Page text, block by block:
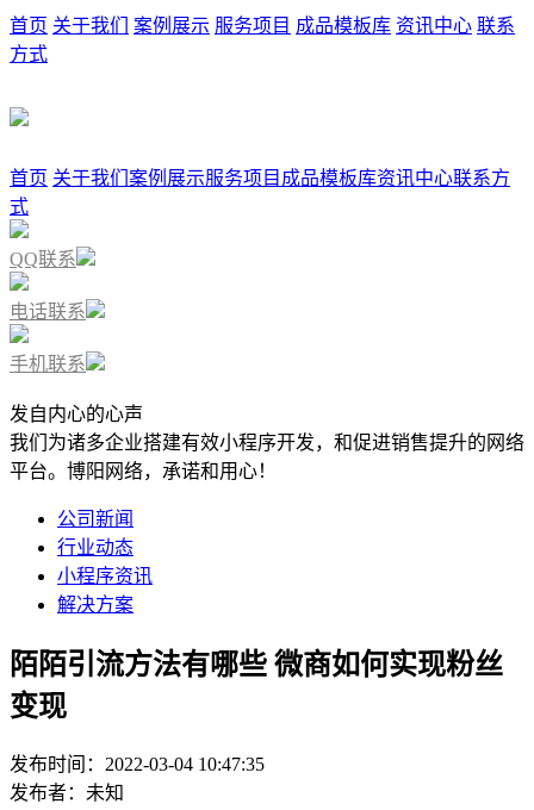
首页 关于我们 案例展示 服务项目 成品模板库 资讯中心 联系
方式
首页 关于我们 案例展示服务项目 成品模板库资讯中心联系方
式
QQ联系
电话联系
手机联系
发自内心的心声
我们为诸多企业搭建有效小程序开发，和促进销售提升的网络
平台。博阳网络，承诺和用心！
公司新闻
行业动态
小程序资讯
解决方案
陌陌引流方法有哪些 微商如何实现粉丝
变现
发布时间：2022-03-04 10:47:35
发布者：未知